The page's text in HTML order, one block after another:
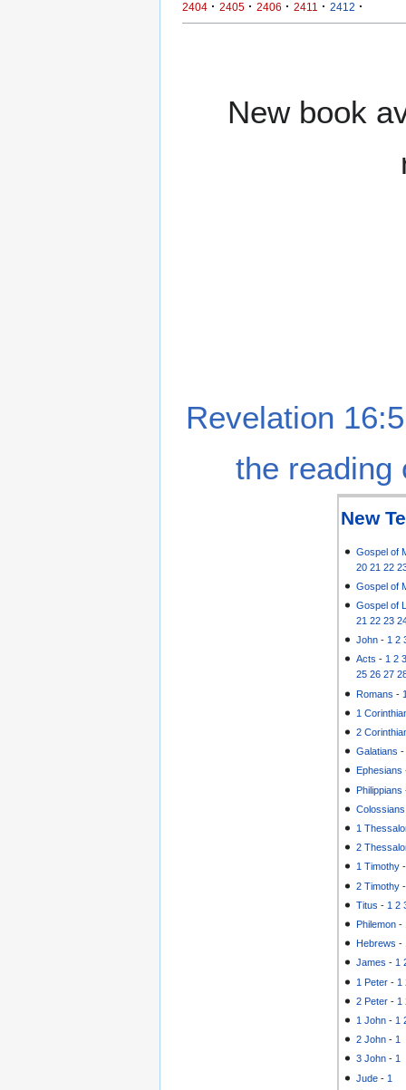
2404 · 2405 · 2406 · 2411 · 2412 ·
New book
Revelation
the reading
New
Gospel of
20 21 22
Gospel of
Gospel of
21 22 23
John - 1 2
Acts - 1 2
25 26 27
Romans -
1
2
Galatians
Ephesians
Philippians
Colossians
1
2
1 Timothy
2 Timothy
Titus - 1 2
Philemon -
Hebrews -
James - 1
1 Peter - 1
2 Peter - 1
1 John - 1
2 John - 1
3 John -1
Jude - 1